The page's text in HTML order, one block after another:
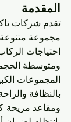
المقدمة
تقدم شركات
مجموعة متنوعة
احتياجات
ومتوسطة الحجم
المجموعات
بالنظافة
ومقاعد مريحة.